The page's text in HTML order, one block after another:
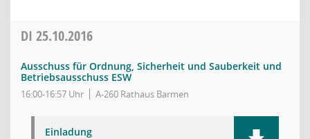
DI 25.10.2016
Ausschuss für Ordnung, Sicherheit und Sauberkeit und
Betriebsausschuss ESW
16:00-16:57 Uhr A-260 Rathaus Barmen
Einladung